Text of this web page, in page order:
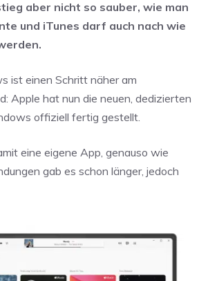
aber nicht so sauber, wie man
und iTunes darf auch nach wie
ist einen Schritt näher am
Apple hat nun die neuen, dedizierten
offiziell fertig gestellt.
eine eigene App, genauso wie
gab es schon länger, jedoch